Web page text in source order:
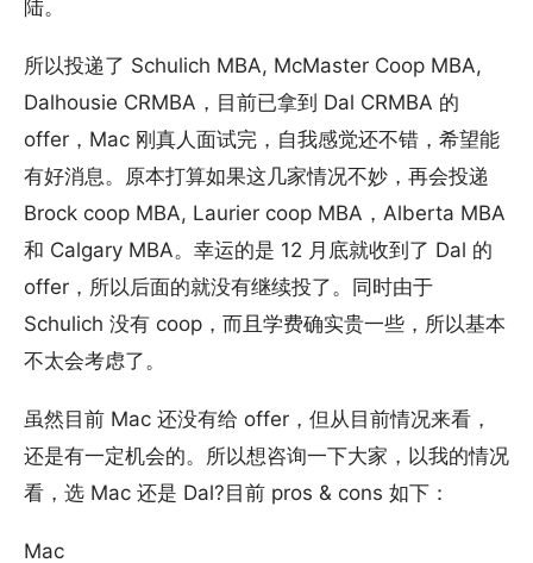
陆。
所以投递了 Schulich MBA, McMaster Coop MBA,
Dalhousie CRMBA，目前已拿到 Dal CRMBA 的
offer，Mac 刚真人面试完，自我感觉还不错，希望能
有好消息。原本打算如果这几家情况不妙，再会投递
Brock coop MBA, Laurier coop MBA，Alberta MBA
和 Calgary MBA。幸运的是 12 月底就收到了 Dal 的
offer，所以后面的就没有继续投了。同时由于
Schulich 没有 coop，而且学费确实贵一些，所以基本
不太会考虑了。
虽然目前 Mac 还没有给 offer，但从目前情况来看，
还是有一定机会的。所以想咨询一下大家，以我的情况
看，选 Mac 还是 Dal?目前 pros & cons 如下：
Mac